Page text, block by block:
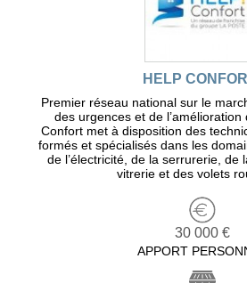
HELP
Premier réseau national sur le
des urgences et de l’amélioration
Confort met à disposition des
formés et spécialisés dans les
de l’électricité, de la serrurerie, de
vitrerie et des volets
30 000 €
APPORT